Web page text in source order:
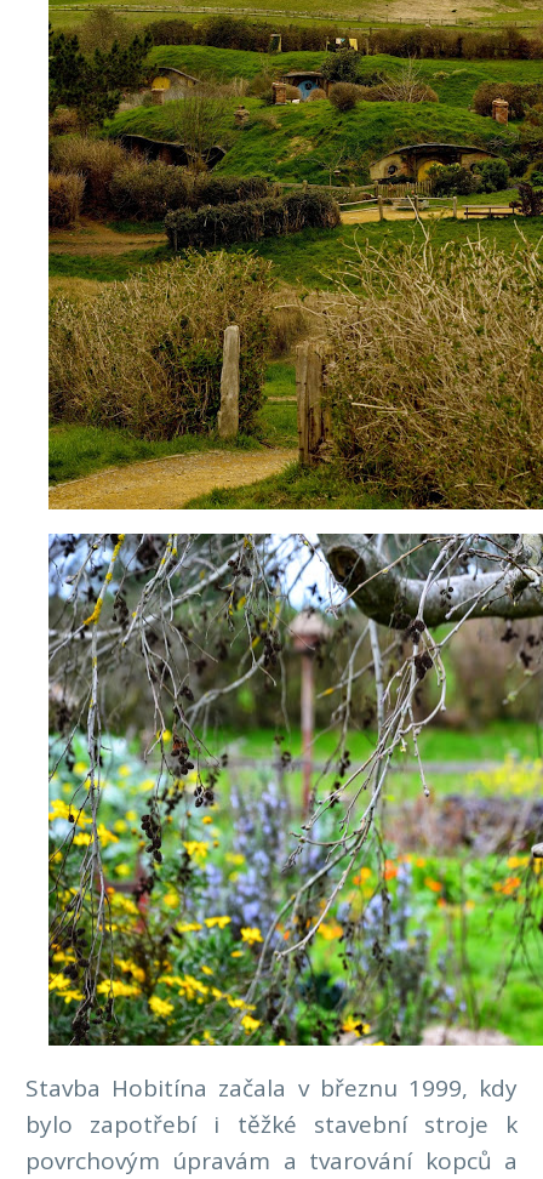
Stavba Hobitína začala v březnu 1999, kdy
bylo zapotřebí i těžké stavební stroje k
povrchovým úpravám a tvarování kopců a